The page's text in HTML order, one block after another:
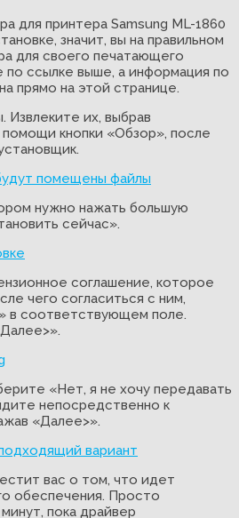
для принтера Samsung ML-1860
значит, вы на правильном
для своего печатающего
ссылке выше, а информация по
прямо на этой странице.
Извлеките их, выбрав
кнопки «Обзор», после
нужно нажать большую
сейчас».
соглашение, которое
чего согласиться с ним,
в соответствующем поле.
«Нет, я не хочу передавать
непосредственно к
«Далее>».
вас о том, что идет
обеспечения. Просто
пока драйвер